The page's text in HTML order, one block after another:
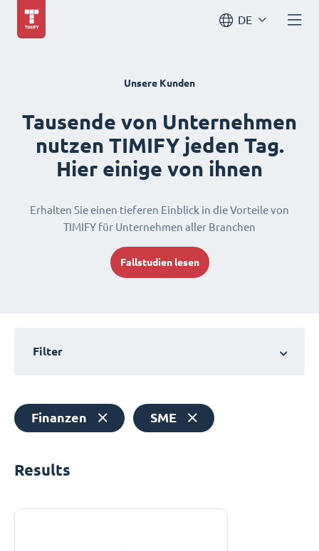
DE
Unsere Kunden
Tausende von Unternehmen
nutzen TIMIFY jeden Tag.
Hier einige von ihnen
Erhalten Sie einen tieferen Einblick in die Vorteile von
TIMIFY für Unternehmen aller Branchen
Fallstudien lesen
Filter
Finanzen SME
Results